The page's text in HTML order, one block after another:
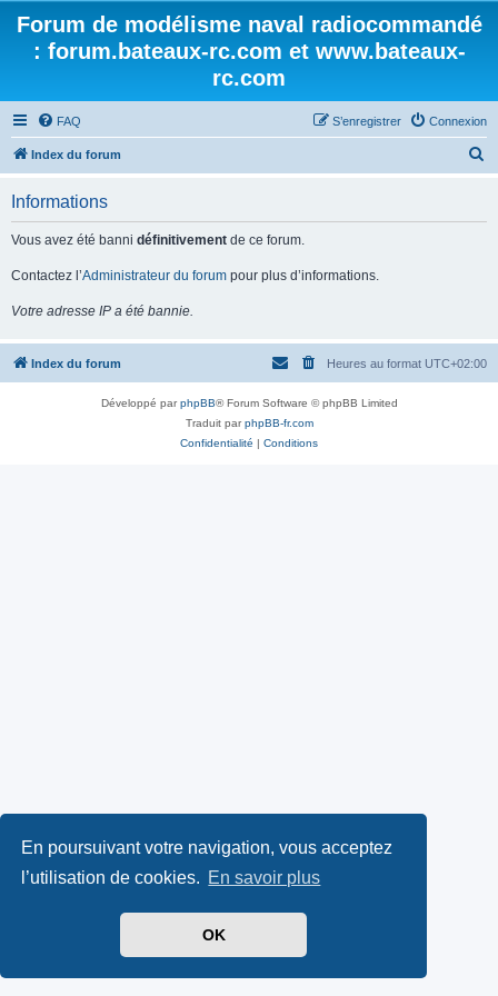
En poursuivant votre navigation, vous acceptez
l’utilisation de cookies. En savoir plus
OK
Forum de modélisme naval radiocommandé
: forum.bateaux-rc.com et www.bateaux-
rc.com
FAQ Connexion
S’enregistrer
Index du forum
e
Informations
Vous avez été banni définitivement de ce forum.
Contactez l’Administrateur du forum pour plus d’informations.
Votre adresse IP a été bannie.
Index du forum Heures au format UTC+02:00
Développé parphpBB® Forum Software © phpBB Limited
Traduit parphpBB-fr.com
Confidentialité | Conditions